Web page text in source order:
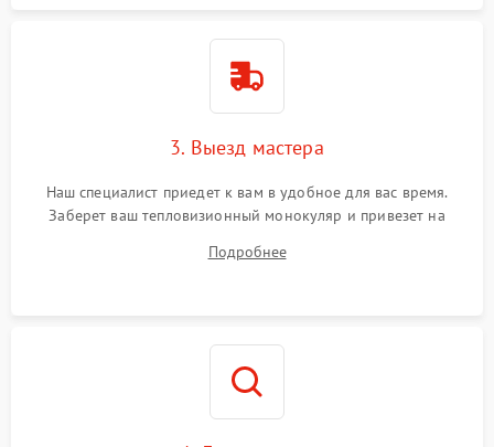
3. Выезд мастера
Наш специалист приедет к вам в удобное для вас время.
Заберет ваш тепловизионный монокуляр и привезет на
Подробнее